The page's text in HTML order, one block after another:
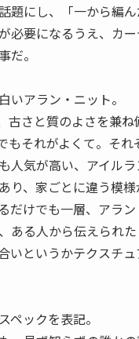
題にし、「一から編
必要になるうえ、カ
だ。
いアラン・ニット。
古さと質のよさを兼
もそれがよくて。そ
人気が高い、アイル
り、家ごとに違う模
だけでも一層、アラ
ある人から伝えられ
いというかテクスチ
ペックを表記。